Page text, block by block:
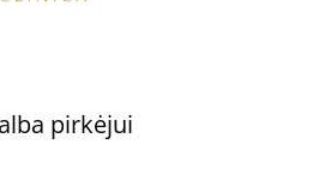
pirkėjui